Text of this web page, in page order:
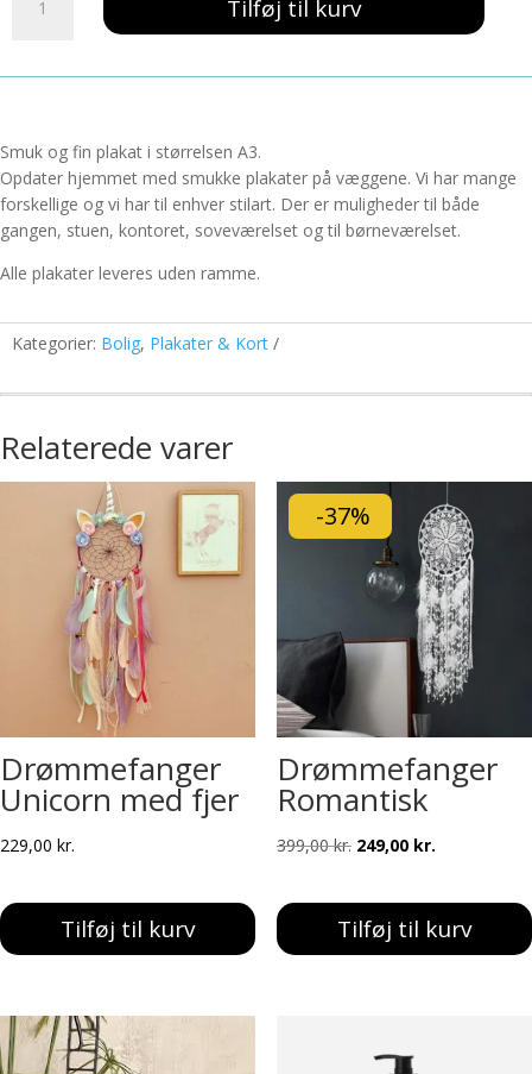
Prinsesse
Tilføj til kurv
Smuk og fin plakat i størrelsen A3.
Opdater hjemmet med smukke plakater på væggene. Vi har mange
forskellige og vi har til enhver stilart. Der er muligheder til både
gangen, stuen, kontoret, soveværelset og til børneværelset.
Alle plakater leveres uden ramme.
Kategorier: Bolig, Plakater & Kort
Relaterede varer
Drømmefanger
Unicorn med fjer
229,00 kr.
Tilføj til kurv
-37%
Drømmefanger
Romantisk
399,00kr. Den
pris
var:
249,00 kr.Den
pris
er:
Tilføj til kurv